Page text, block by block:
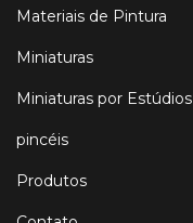
Materiais de Pintura
Miniaturas
Miniaturas por Estúdios
pincéis
Produtos